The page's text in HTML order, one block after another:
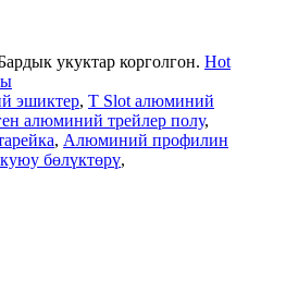
укуктар корголгон. Hot
эшиктер, T Slot алюминий
алюминий трейлер полу,
, Алюминий профилин
бөлүктөрү,